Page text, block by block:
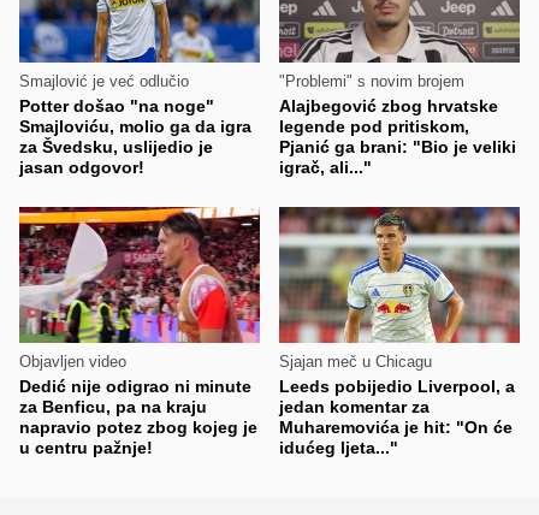
Smajlović je već odlučio
Potter došao "na noge"
Smajloviću, molio ga da igra
za Švedsku, uslijedio je
jasan odgovor!
"Problemi" s novim brojem
Alajbegović zbog hrvatske
legende pod pritiskom,
Pjanić ga brani: "Bio je veliki
igrač, ali..."
Objavljen video
Dedić nije odigrao ni minute
za Benficu, pa na kraju
napravio potez zbog kojeg je
u centru pažnje!
Sjajan meč u Chicagu
Leeds pobijedio Liverpool, a
jedan komentar za
Muharemovića je hit: "On će
idućeg ljeta..."